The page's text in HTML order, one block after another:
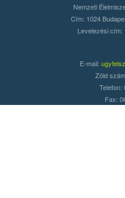
Nemzeti
Cím: 1024
Levelezési cím:
E-mail:
Zöld
Telefon:
Fax: